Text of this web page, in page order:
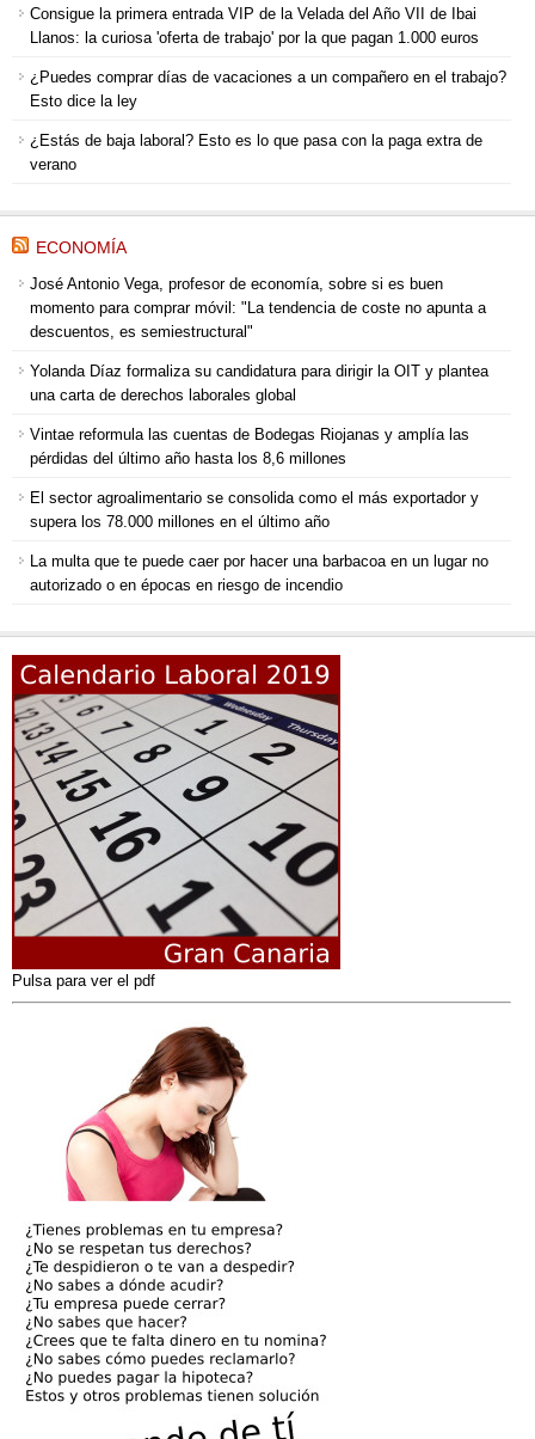
Consigue la primera entrada VIP de la Velada del Año VII de Ibai
Llanos: la curiosa 'oferta de trabajo' por la que pagan 1.000 euros
¿Puedes comprar días de vacaciones a un compañero en el trabajo?
Esto dice la ley
¿Estás de baja laboral? Esto es lo que pasa con la paga extra de
verano
ECONOMÍA
José Antonio Vega, profesor de economía, sobre si es buen
momento para comprar móvil: "La tendencia de coste no apunta a
descuentos, es semiestructural"
Yolanda Díaz formaliza su candidatura para dirigir la OIT y plantea
una carta de derechos laborales global
Vintae reformula las cuentas de Bodegas Riojanas y amplía las
pérdidas del último año hasta los 8,6 millones
El sector agroalimentario se consolida como el más exportador y
supera los 78.000 millones en el último año
La multa que te puede caer por hacer una barbacoa en un lugar no
autorizado o en épocas en riesgo de incendio
Pulsa para ver el pdf